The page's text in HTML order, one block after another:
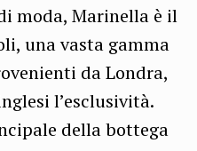
moda, Marinella è il
una vasta gamma
da Londra,
l’esclusività.
della bottega